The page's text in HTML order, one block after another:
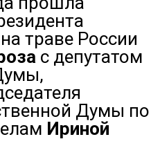
траве России
с депутатом
Думы по
Ириной